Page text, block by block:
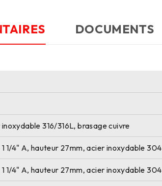
DOCUMENTS
inoxydable 316/316L, brasage cuivre
1/4" A, hauteur 27mm, acier inoxydable 304
1/4" A, hauteur 27mm, acier inoxydable 304